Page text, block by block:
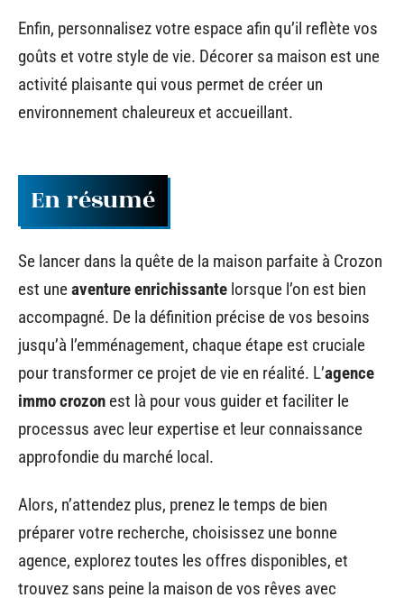
Enfin, personnalisez votre espace afin qu’il reflète vos
goûts et votre style de vie. Décorer sa maison est une
activité plaisante qui vous permet de créer un
environnement chaleureux et accueillant.
En résumé
Se lancer dans la quête de la maison parfaite à Crozon
est uneaventure enrichissante lorsque l’on est bien
accompagné. De la définition précise de vos besoins
jusqu’à l’emménagement, chaque étape est cruciale
pour transformer ce projet de vie en réalité. L’agence
immo crozon est là pour vous guider et faciliter le
processus avec leur expertise et leur connaissance
approfondie du marché local.
Alors, n’attendez plus, prenez le temps de bien
préparer votre recherche, choisissez une bonne
agence, explorez toutes les offres disponibles, et
trouvez sans peine la maison de vos rêves avec